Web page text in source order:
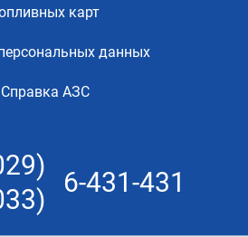
карт
данных
Справка АЗС
6-431-431